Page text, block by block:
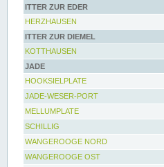
ITTER ZUR EDER
HERZHAUSEN
ITTER ZUR DIEMEL
KOTTHAUSEN
JADE
HOOKSIELPLATE
JADE-WESER-PORT
MELLUMPLATE
SCHILLIG
WANGEROOGE NORD
WANGEROOGE OST